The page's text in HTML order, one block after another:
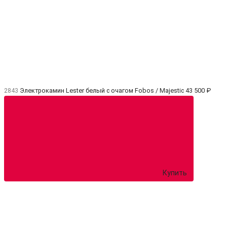
2843 Электрокамин Lester белый с очагом Fobos / Majestic 43 500 ₽
Купить